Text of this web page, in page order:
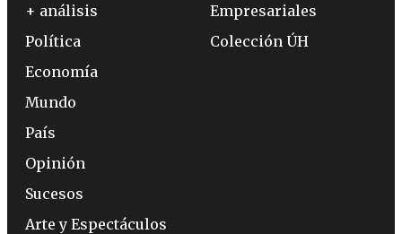
+ análisis
Política
Economía
Mundo
País
Opinión
Sucesos
Arte y Espectáculos
Empresariales
Colección ÚH